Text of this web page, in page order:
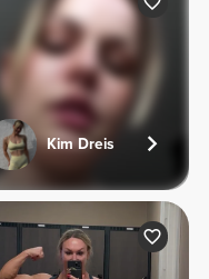
Kim Dreis